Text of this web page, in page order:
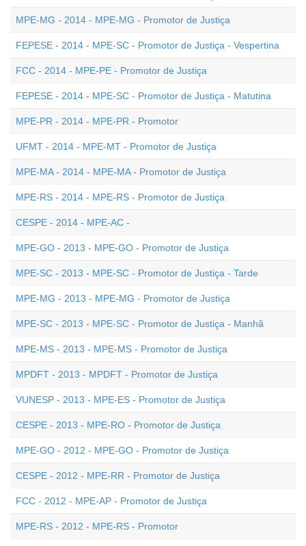
MPE-MG - 2014 - MPE-MG - Promotor de Justiça
FEPESE - 2014 - MPE-SC - Promotor de Justiça - Vespertina
FCC - 2014 - MPE-PE - Promotor de Justiça
FEPESE - 2014 - MPE-SC - Promotor de Justiça - Matutina
MPE-PR - 2014 - MPE-PR - Promotor
UFMT - 2014 - MPE-MT - Promotor de Justiça
MPE-MA - 2014 - MPE-MA - Promotor de Justiça
MPE-RS - 2014 - MPE-RS - Promotor de Justiça
CESPE - 2014 - MPE-AC -
MPE-GO - 2013 - MPE-GO - Promotor de Justiça
MPE-SC - 2013 - MPE-SC - Promotor de Justiça - Tarde
MPE-MG - 2013 - MPE-MG - Promotor de Justiça
MPE-SC - 2013 - MPE-SC - Promotor de Justiça - Manhã
MPE-MS - 2013 - MPE-MS - Promotor de Justiça
MPDFT - 2013 - MPDFT - Promotor de Justiça
VUNESP - 2013 - MPE-ES - Promotor de Justiça
CESPE - 2013 - MPE-RO - Promotor de Justiça
MPE-GO - 2012 - MPE-GO - Promotor de Justiça
CESPE - 2012 - MPE-RR - Promotor de Justiça
FCC - 2012 - MPE-AP - Promotor de Justiça
MPE-RS - 2012 - MPE-RS - Promotor